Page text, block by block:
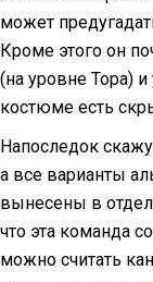
может
Кроме этого он
(на уровне Тора)
костюме есть
Напоследок
а все варианты
вынесены в
что эта команда
можно считать